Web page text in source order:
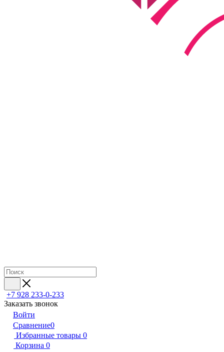
+7 928 233-0-233
Заказать звонок
Войти
Сравнение0
Избранные товары 0
Корзина 0